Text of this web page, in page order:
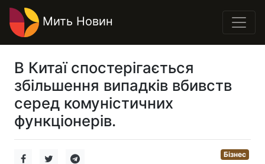
Мить Новин
В Китаї спостерігається
збільшення випадків вбивств
серед комуністичних
функціонерів.
Бізнес